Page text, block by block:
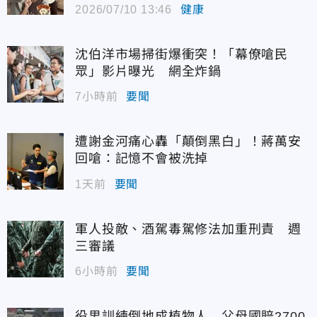
2026/07/10 13:46 健康
沈伯洋市場掃街爆衝突！「幕僚嗆民
眾」影片曝光 網全炸鍋
7小時前 要聞
遭謝金河痛心轟「顛倒黑白」！蔣萬安
回嗆：記憶不會被洗掉
1天前 要聞
軍人投敵、酒駕毒駕修法加重刑責 週
三審議
6小時前 要聞